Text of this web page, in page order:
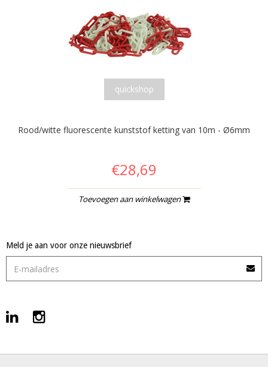
quickshop
Rood/witte fluorescente kunststof ketting van 10m - Ø6mm
€28,69
Toevoegen aan winkelwagen
Meld je aan voor onze nieuwsbrief